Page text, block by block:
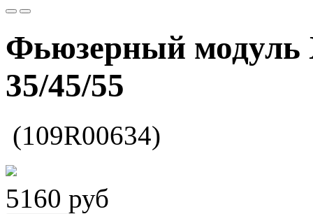
Фьюзерный модуль
35/45/55
(109R00634)
5160 руб